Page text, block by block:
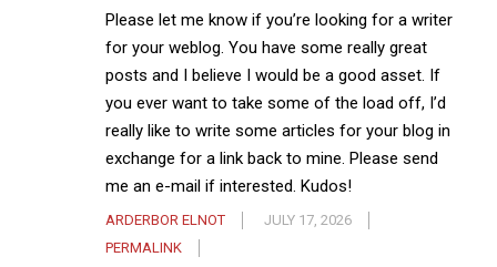
Please let me know if you’re looking for a writer
for your weblog. You have some really great
posts and I believe I would be a good asset. If
you ever want to take some of the load off, I’d
really like to write some articles for your blog in
exchange for a link back to mine. Please send
me an e-mail if interested. Kudos!
ARDERBOR ELNOT
JULY 17, 2026
PERMALINK